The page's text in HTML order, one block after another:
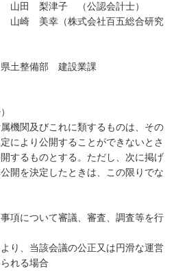
（公認会計士）
式会社百五総合研究
備部 建設業課
機関及びこれに類するものは、その
により公開することができないとさ
するものとする。ただし、次に掲げ
開を決定したときは、この限りでな
項について審議、審査、調査等を行
り、当該会議の公正又は円滑な運営
れる場合